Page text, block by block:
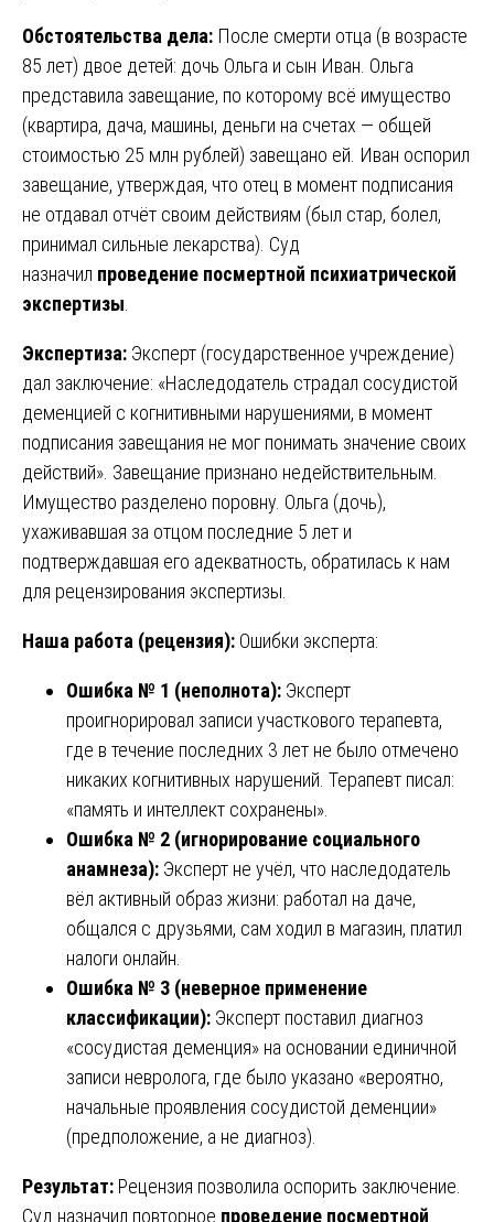
Обстоятельства дела: После смерти отца (в возрасте
85 лет) двое детей: дочь Ольга и сын Иван. Ольга
представила завещание, по которому всё имущество
(квартира, дача, машины, деньги на счетах — общей
стоимостью 25 млн рублей) завещано ей. Иван оспорил
завещание, утверждая, что отец в момент подписания
не отдавал отчёт своим действиям (был стар, болел,
принимал сильные лекарства). Суд
назначил проведение посмертной психиатрической
экспертизы.
Экспертиза: Эксперт (государственное учреждение)
дал заключение: «Наследодатель страдал сосудистой
деменцией с когнитивными нарушениями, в момент
подписания завещания не мог понимать значение своих
действий». Завещание признано недействительным.
Имущество разделено поровну. Ольга (дочь),
ухаживавшая за отцом последние 5 лет и
подтверждавшая его адекватность, обратилась к нам
для рецензирования экспертизы.
Наша работа (рецензия): Ошибки эксперта:
Ошибка № 1 (неполнота): Эксперт
проигнорировал записи участкового терапевта,
где в течение последних 3 лет не было отмечено
никаких когнитивных нарушений. Терапевт писал:
«память и интеллект сохранены».
Ошибка № 2 (игнорирование социального
анамнеза): Эксперт не учёл, что наследодатель
вёл активный образ жизни: работал на даче,
общался с друзьями, сам ходил в магазин, платил
налоги онлайн.
Ошибка № 3 (неверное применение
классификации): Эксперт поставил диагноз
«сосудистая деменция» на основании единичной
записи невролога, где было указано «вероятно,
начальные проявления сосудистой деменции»
(предположение, а не диагноз).
Результат: Рецензия позволила оспорить заключение.
Суд назначил повторное проведение посмертной